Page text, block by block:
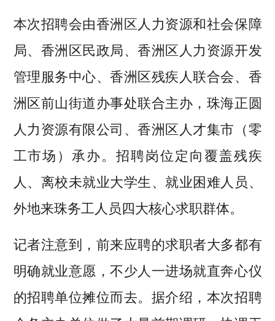
本次招聘会由香洲区人力资源和社会保障
局、香洲区民政局、香洲区人力资源开发
管理服务中心、香洲区残疾人联合会、香
洲区前山街道办事处联合主办，珠海正圆
人力资源有限公司、香洲区人才集市（零
工市场）承办。招聘岗位定向覆盖残疾
人、离校未就业大学生、就业困难人员、
外地来珠务工人员四大核心求职群体。
记者注意到，前来应聘的求职者大多都有
明确就业意愿，不少人一进场就直奔心仪
的招聘单位摊位而去。 据介绍，本次招聘